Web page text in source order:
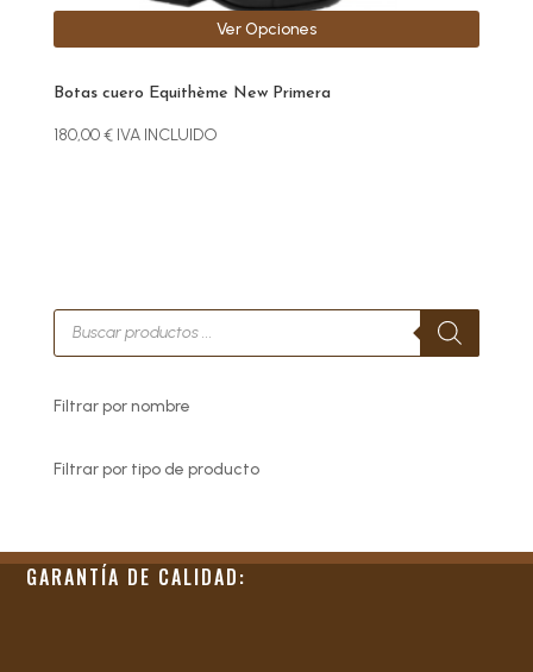
Botas cuero Equithème New Primera
180,00€ IVA INCLUIDO
Ver Opciones
Búsqueda
productos
Filtrar por nombre
Filtrar por tipo de producto
GARANTÍA DE CALIDAD: